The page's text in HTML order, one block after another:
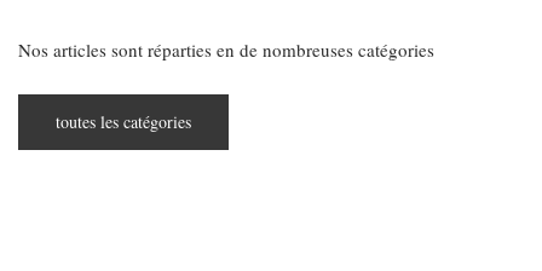
Nos articles sont réparties en de nombreuses catégories
toutes les catégories